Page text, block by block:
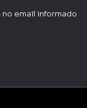
email informado